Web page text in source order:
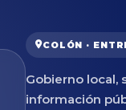
COLÓN ·
Gobierno local,
información